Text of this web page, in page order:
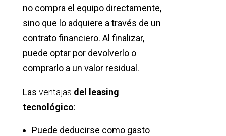
no compra el equipo directamente,
sino que lo adquiere a través de un
contrato financiero. Al finalizar,
puede optar por devolverlo o
comprarlo a un valor residual.
Las ventajas del leasing
tecnológico:
Puede deducirse como gasto